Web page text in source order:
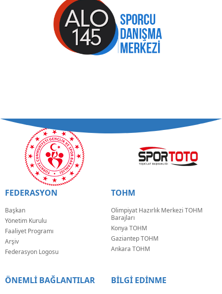
FEDERASYON
Başkan
Yönetim Kurulu
Faaliyet Programı
Arşiv
Federasyon Logosu
TOHM
Olimpiyat Hazırlık Merkezi TOHM
Barajları
Konya TOHM
Gaziantep TOHM
Ankara TOHM
ÖNEMLİ BAĞLANTILAR BİLGİ EDİNME